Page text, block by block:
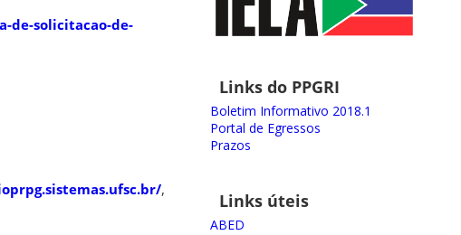
de-solicitacao-de-
,
Links do PPGRI
Boletim Informativo 2018.1
Portal de Egressos
Prazos
Links úteis
ABED